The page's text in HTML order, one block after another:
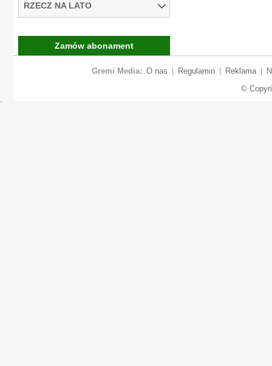
RZECZ NA LATO
Zamów abonament
Gremi Media: O nas Regulamin Reklama
©